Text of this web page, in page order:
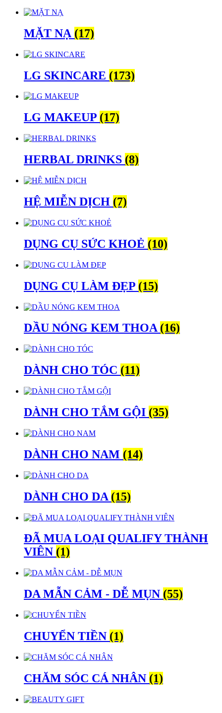
MẶT NẠ (17)
LG SKINCARE (173)
LG MAKEUP (17)
HERBAL DRINKS (8)
HỆ MIỄN DỊCH (7)
DỤNG CỤ SỨC KHOẺ (10)
DỤNG CỤ LÀM ĐẸP (15)
DẦU NÓNG KEM THOA(16)
DÀNH CHO TÓC (11)
DÀNH CHO TẮM GỘI (35)
DÀNH CHO NAM (14)
DÀNH CHO DA (15)
ĐÃ MUA LOẠI QUALIFY THÀNH
VIÊN (1)
DA MẪN CẢM - DỄ MỤN (55)
CHUYỂN TIỀN (1)
CHĂM SÓC CÁ NHÂN (1)